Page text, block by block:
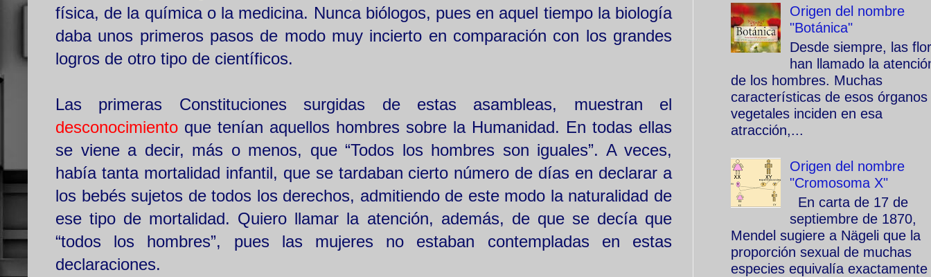
física, de la química o la medicina. Nunca biólogos, pues en aquel tiempo la biología
daba unos primeros pasos de modo muy incierto en comparación con los grandes
logros de otro tipo de científicos.
Las primeras Constituciones surgidas de estas asambleas, muestran el
desconocimiento que tenían aquellos hombres sobre la Humanidad. En todas ellas
se viene a decir, más o menos, que “Todos los hombres son iguales”. A veces,
había tanta mortalidad infantil, que se tardaban cierto número de días en declarar a
los bebés sujetos de todos los derechos, admitiendo de este modo la naturalidad de
ese tipo de mortalidad. Quiero llamar la atención, además, de que se decía que
“todos los hombres”, pues las mujeres no estaban contempladas en estas
declaraciones.
Origen del nombre
"Botánica"
Desde siempre, las
han llamado la
de los hombres. Muchas
características de esos órganos
vegetales inciden en esa
atracción,...
Origen del nombre
"Cromosoma X"
En carta de 17 de
septiembre de 1870,
Mendel sugiere a Nägeli que la
proporción sexual de muchas
especies equivalía exactamente